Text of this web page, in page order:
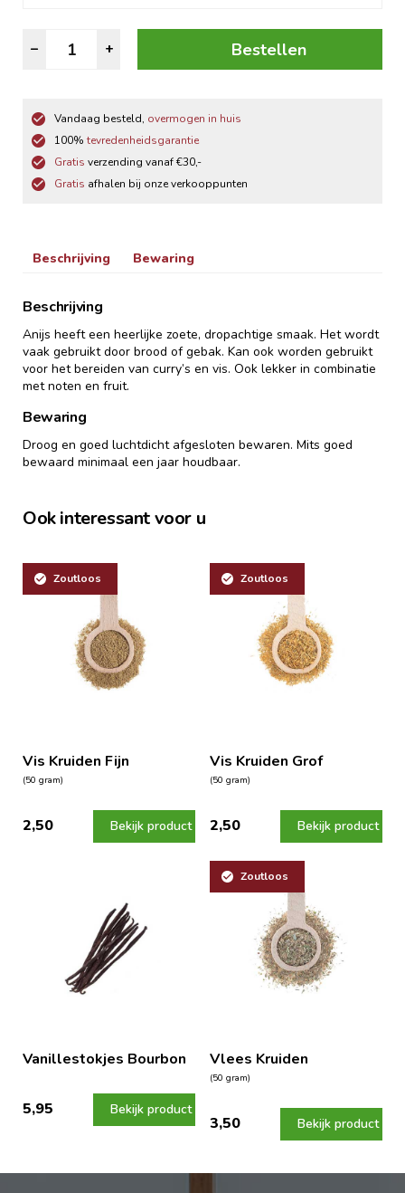
–
Anijszaad
Gemalen
+ Bestellen
Vandaag besteld, overmogen in huis
100% tevredenheidsgarantie
Gratis verzending vanaf €30,-
Gratis afhalen bij onze verkooppunten
Beschrijving Bewaring
Beschrijving
Anijs heeft een heerlijke zoete, dropachtige smaak. Het wordt
vaak gebruikt door brood of gebak. Kan ook worden gebruikt
voor het bereiden van curry’s en vis. Ook lekker in combinatie
met noten en fruit.
Bewaring
Droog en goed luchtdicht afgesloten bewaren. Mits goed
bewaard minimaal een jaar houdbaar.
Ook interessant voor u
Zoutloos
Vis Kruiden Fijn
(50 gram)
2,50 Bekijk product
Zoutloos
Vis Kruiden Grof
(50 gram)
2,50 Bekijk product
Vanillestokjes Bourbon
5,95 Bekijk product
Zoutloos
Vlees Kruiden
(50 gram)
3,50 Bekijk product